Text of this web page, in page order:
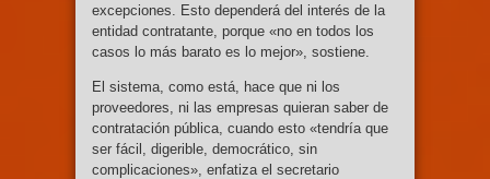
excepciones. Esto dependerá del interés de la
entidad contratante, porque «no en todos los
casos lo más barato es lo mejor», sostiene.
El sistema, como está, hace que ni los
proveedores, ni las empresas quieran saber de
contratación pública, cuando esto «tendría que
ser fácil, digerible, democrático, sin
complicaciones», enfatiza el secretario